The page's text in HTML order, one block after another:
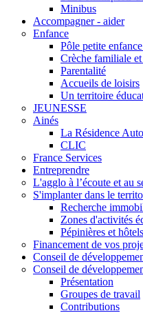
Minibus
Accompagner - aider
Enfance
Pôle petite
Crèche familiale
Parentalité
Accueils de loisirs
Un territoire
JEUNESSE
Ainés
La Résidence
CLIC
France Services
Entreprendre
L'agglo à l’écoute et au
S'implanter dans le
Recherche
Zones d'activités
Pépinières et
Financement de vos
Conseil de
Conseil de
Présentation
Groupes de travail
Contributions